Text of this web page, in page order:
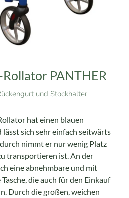
PANTHER
und Stockhalter
hat einen blauen
sich sehr einfach seitwärts
nimmt er nur wenig Platz
transportieren ist. An der
eine abnehmbare und mit
die auch für den Einkauf
Durch die großen, weichen